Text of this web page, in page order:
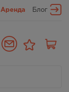
Аренда Блог